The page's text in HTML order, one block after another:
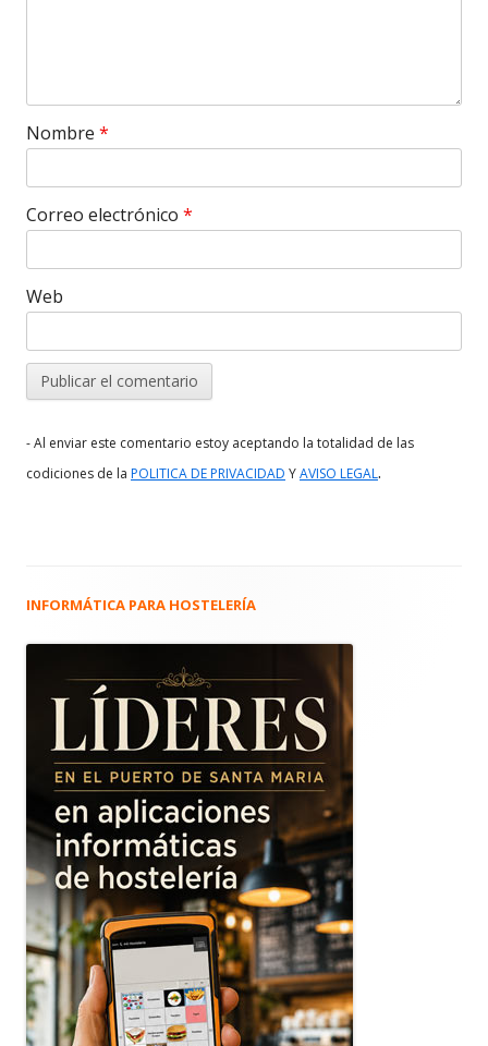
Nombre *
Correo electrónico *
Web
- Al enviar este comentario estoy aceptando la totalidad de las
codiciones de la POLITICA DE PRIVACIDAD YAVISO LEGAL.
Barra
principal
INFORMÁTICA PARA HOSTELERÍA